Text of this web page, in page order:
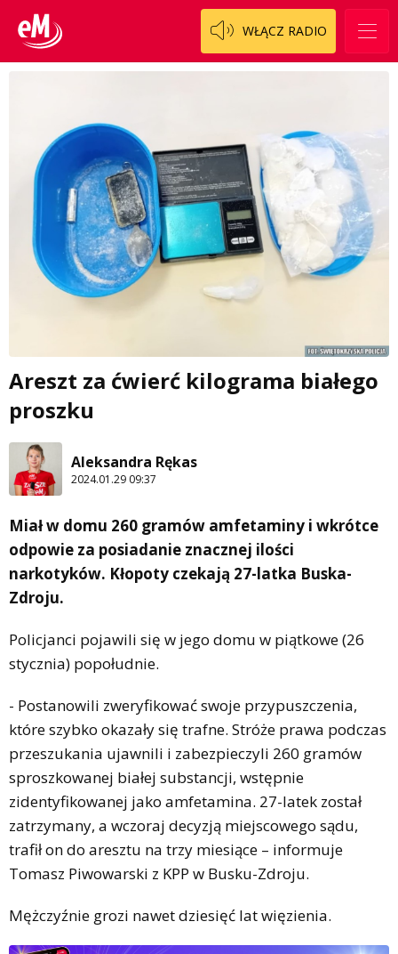
WŁĄCZ RADIO
Areszt za ćwierć kilograma białego
proszku
Aleksandra Rękas
2024.01.29 09:37
Miał w domu 260 gramów amfetaminy i wkrótce
odpowie za posiadanie znacznej ilości
narkotyków. Kłopoty czekają 27-latka Buska-
Zdroju.
Policjanci pojawili się w jego domu w piątkowe (26
stycznia) popołudnie.
- Postanowili zweryfikować swoje przypuszczenia,
które szybko okazały się trafne. Stróże prawa podczas
przeszukania ujawnili i zabezpieczyli 260 gramów
sproszkowanej białej substancji, wstępnie
zidentyfikowanej jako amfetamina. 27-latek został
zatrzymany, a wczoraj decyzją miejscowego sądu,
trafił on do aresztu na trzy miesiące – informuje
Tomasz Piwowarski z KPP w Busku-Zdroju.
Mężczyźnie grozi nawet dziesięć lat więzienia.